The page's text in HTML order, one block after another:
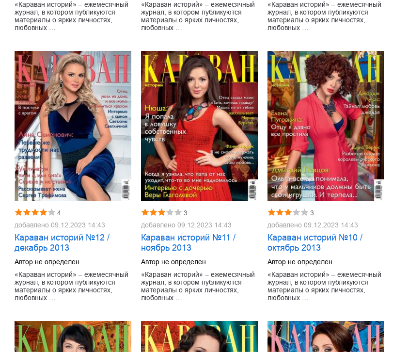
«Караван историй» – ежемесячный
журнал, в котором публикуются
материалы о ярких личностях,
любовных …
«Караван историй» – ежемесячный
журнал, в котором публикуются
материалы о ярких личностях,
любовных …
«Караван историй» – ежемесячный
журнал, в котором публикуются
материалы о ярких личностях,
любовных …
4
добавлено 09.12.2023 14:43
Караван историй №12 /
декабрь 2013
Автор не определен
«Караван историй» – ежемесячный
журнал, в котором публикуются
материалы о ярких личностях,
любовных …
3
добавлено 09.12.2023 14:43
Караван историй №11 /
ноябрь 2013
Автор не определен
«Караван историй» – ежемесячный
журнал, в котором публикуются
материалы о ярких личностях,
любовных …
3
добавлено 09.12.2023 14:43
Караван историй №10 /
октябрь 2013
Автор не определен
«Караван историй» – ежемесячный
журнал, в котором публикуются
материалы о ярких личностях,
любовных …